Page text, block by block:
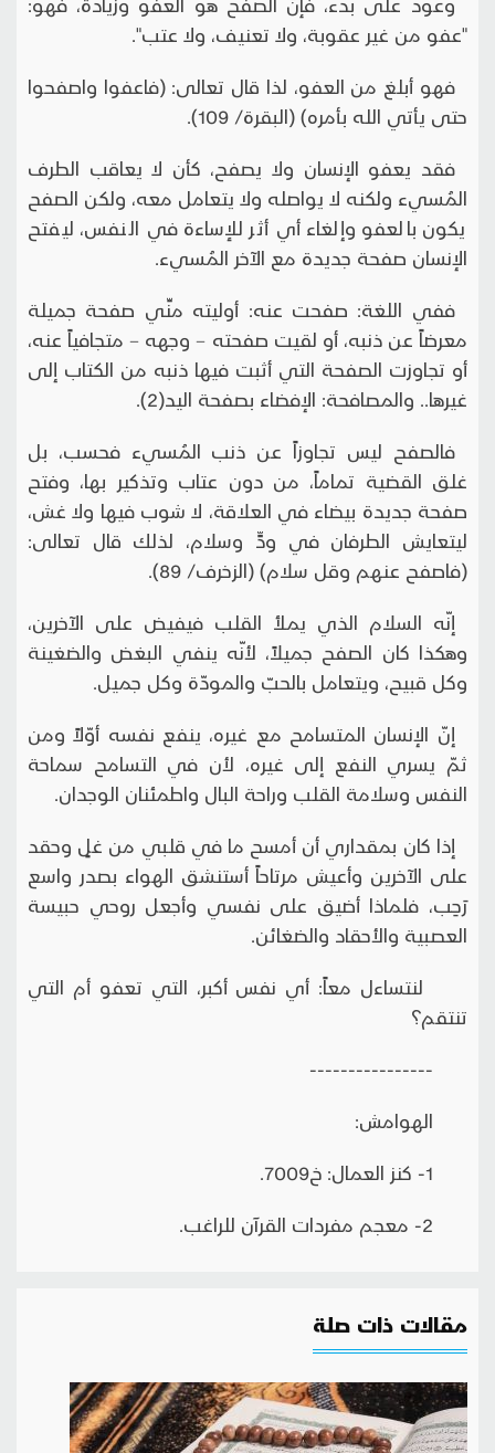
"عفو من غير عقوبة، ولا تعنيف، ولا عتب".
فهو أبلغ من العفو، لذا قال تعالى: (فاعفوا واصفحوا
حتى يأتي الله بأمره) (البقرة/ 109).
فقد يعفو الإنسان ولا يصفح، كأن لا يعاقب الطرف
المُسيء ولكنه لا يواصله ولا يتعامل معه، ولكن الصفح
يكون بالعفو وإلغاء أي أثر للإساءة في النفس، ليفتح
الإنسان صفحة جديدة مع الآخر المُسيء.
ففي اللغة: صفحت عنه: أوليته منِّي صفحة جميلة
معرضاً عن ذنبه، أو لقيت صفحته – وجهه – متجافياً عنه،
أو تجاوزت الصفحة التي أثبت فيها ذنبه من الكتاب إلى
غيرها.. والمصافحة: الإفضاء بصفحة اليد(2).
فالصفح ليس تجاوزاً عن ذنب المُسيء فحسب، بل
غلق القضية تماماً، من دون عتاب وتذكير بها، وفتح
صفحة جديدة بيضاء في العلاقة، لا شوب فيها ولا غش،
ليتعايش الطرفان في ودٍّ وسلام، لذلك قال تعالى:
(فاصفح عنهم وقل سلام) (الزخرف/ 89).
إنّه السلام الذي يملأ القلب فيفيض على الآخرين،
وهكذا كان الصفح جميلاً، لأنّه ينفي البغض والضغينة
وكل قبيح، ويتعامل بالحبّ والمودّة وكل جميل.
إنّ الإنسان المتسامح مع غيره، ينفع نفسه أوّلاً ومن
ثمّ يسري النفع إلى غيره، لأن في التسامح سماحة
النفس وسلامة القلب وراحة البال واطمئنان الوجدان.
إذا كان بمقداري أن أمسح ما في قلبي من غلٍ وحقد
على الآخرين وأعيش مرتاحاً أستنشق الهواء بصدر واسع
رَحِب، فلماذا أضيق على نفسي وأجعل روحي حبيسة
العصبية والأحقاد والضغائن.
لنتساءل معاً: أي نفس أكبر، التي تعفو أم التي
تنتقم؟
----------------
الهوامش:
مقالات ذات صلة